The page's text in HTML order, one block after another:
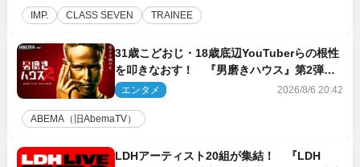
IMP. CLASS SEVEN TRAINEE
31歳こどおじ・18歳底辺YouTuberらの根性
を叩きなおす！ 『男磨きハウス』第2弾コ
ーチ陣発表
エンタメ 2026/8/6 20:42
ABEMA（旧AbemaTV）
LDHアーティスト20組が集結！ 『LDH